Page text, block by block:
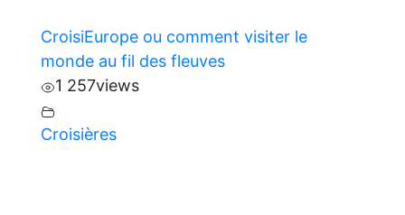
CroisiEurope ou comment visiter le
monde au fil des fleuves
1 257views
Croisières